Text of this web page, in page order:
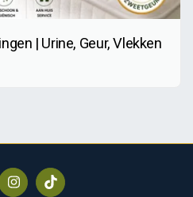
| Urine, Geur, Vlekken